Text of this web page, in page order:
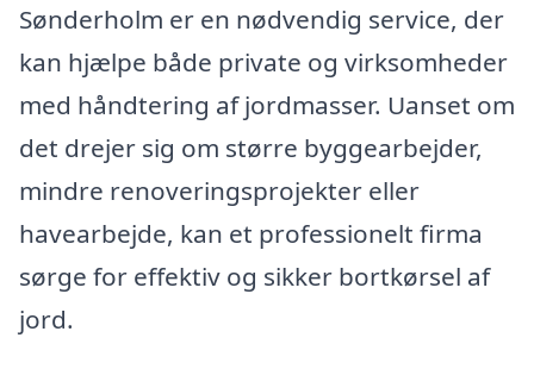
Sønderholm er en nødvendig service, der
kan hjælpe både private og virksomheder
med håndtering af jordmasser. Uanset om
det drejer sig om større byggearbejder,
mindre renoveringsprojekter eller
havearbejde, kan et professionelt firma
sørge for effektiv og sikker bortkørsel af
jord.